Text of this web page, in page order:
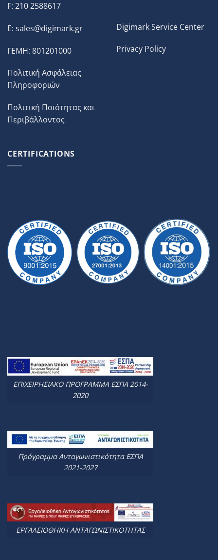
F: 210 2588617
E: sales@digimark.gr
ΓΕΜΗ: 801201000
Πολιτική Ασφάλειας
Πληροφοριών
Πολιτική Ποιότητας και
Περιβάλλοντος
Digimark Service Center
Privacy Policy
CERTIFICATIONS
ΕΠΙΧΕΙΡΗΣΙΑΚΟ ΠΡΟΓΡΑΜΜΑ ΕΣΠΑ 2014-
2020
Πρόγραμμα Ανταγωνιστικότητα ΕΣΠΑ
2021-2027
ΕΡΓΑΛΕΙΟΘΗΚΗ ΑΝΤΑΓΩΝΙΣΤΙΚΟΤΗΤΑΣ